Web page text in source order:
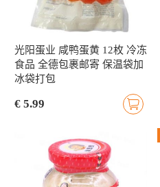
光阳蛋业 咸鸭蛋黄 12枚 冷冻
食品 全德包裹邮寄 保温袋加
冰袋打包
€ 5.99